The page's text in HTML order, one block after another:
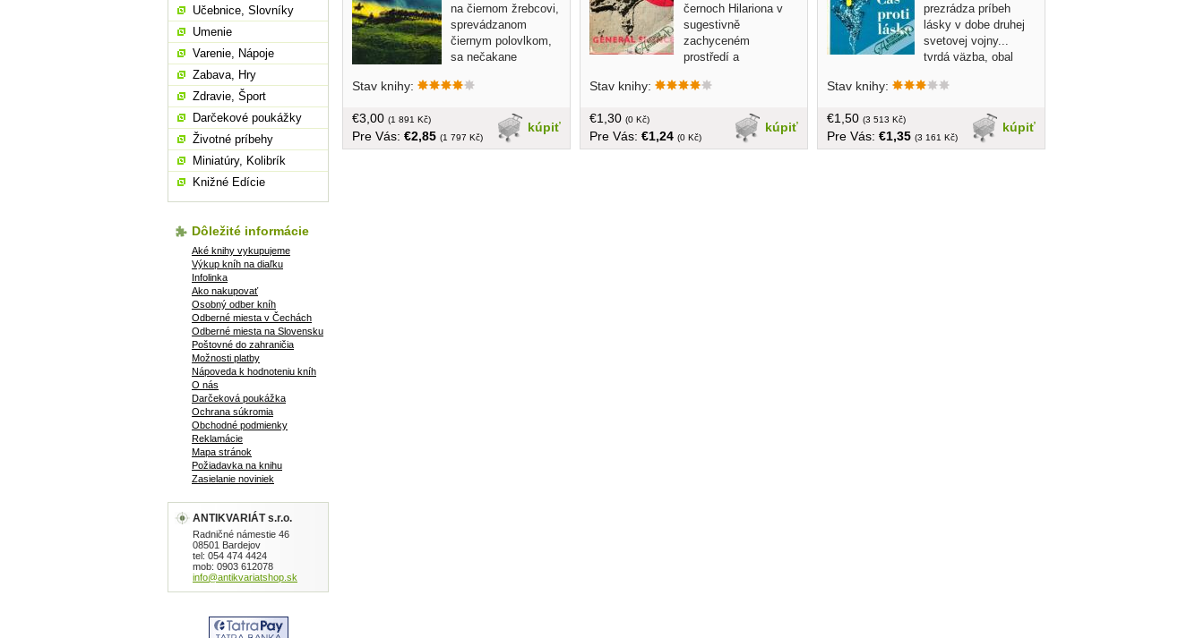
na čiernom žrebcovi,
sprevádzanom
čiernym polovlkom,
sa nečakane
nežnej Joany, Danovej dcéry... tvrdá
Stav knihy:
kúpiť
€3,00 (1 891 Kč)
Pre Vás: €2,85 (1 797 Kč)
černoch Hilariona v
sugestivně
zachyceném
prostředí a
ostrova Haiti zobrazil úděl chudého
obal, tvrdá väzba, 295 strán
Stav knihy:
kúpiť
€1,30 (0 Kč)
Pre Vás: €1,24 (0 Kč)
prezrádza príbeh
lásky v dobe druhej
svetovej vojny...
tvrdá väzba, obal
na prednej strane venovanie, zľava 10%
Stav knihy:
kúpiť
€1,50 (3 513 Kč)
Pre Vás: €1,35 (3 161 Kč)
Učebnice, Slovníky
Umenie
Varenie, Nápoje
Zabava, Hry
Zdravie, Šport
Darčekové poukážky
Životné príbehy
Miniatúry, Kolibrík
Knižné Edície
Dôležité informácie
Aké knihy vykupujeme
Výkup kníh na diaľku
Infolinka
Ako nakupovať
Osobný odber kníh
Odberné miesta v Čechách
Odberné miesta na Slovensku
Poštovné do zahraničia
Možnosti platby
Nápoveda k hodnoteniu kníh
O nás
Darčeková poukážka
Ochrana súkromia
Obchodné podmienky
Reklamácie
Mapa stránok
Požiadavka na knihu
Zasielanie noviniek
ANTIKVARIÁT s.r.o.
Radničné námestie 46
08501 Bardejov
tel: 054 474 4424
mob: 0903 612078
info@antikvariatshop.sk